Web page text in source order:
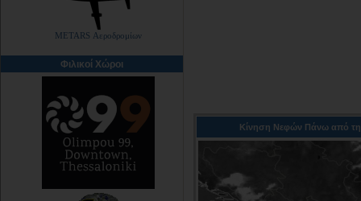
METARS Αεροδρομίων
Φιλικοί Χώροι
Κίνηση Νεφών Πάνω από